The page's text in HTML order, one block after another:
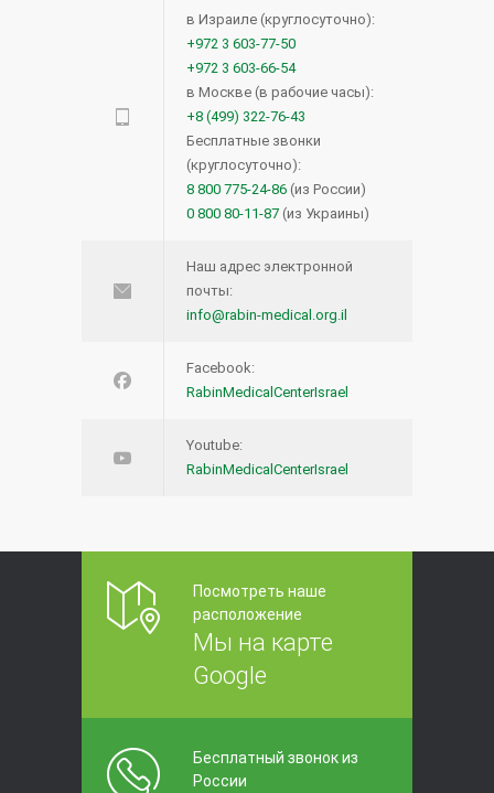
в Израиле (круглосуточно):
+972 3 603-77-50
+972 3 603-66-54
в Москве (в рабочие часы):
+8 (499) 322-76-43
Бесплатные звонки
(круглосуточно):
8 800 775-24-86 (из России)
0 800 80-11-87 (из Украины)
Наш адрес электронной
почты:
info@rabin-medical.org.il
Facebook:
RabinMedicalCenterIsrael
Youtube:
RabinMedicalCenterIsrael
Посмотреть наше
расположение
Мы на карте
Google
Бесплатный звонок из
России